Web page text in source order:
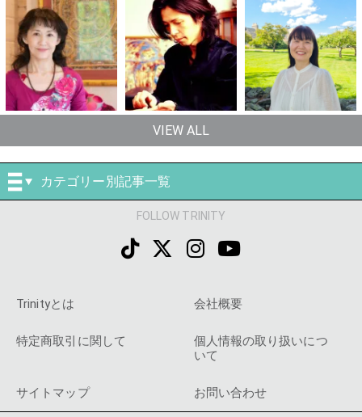
VIEW ALL
カテゴリー別記事一覧
FOLLOW TRINITY
Trinityとは 会社概要
特定商取引に関して
個人情報の取り扱いにつ
いて
サイトマップ お問い合わせ